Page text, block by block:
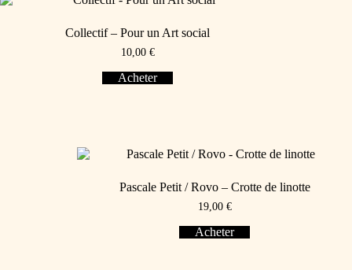
Collectif – Pour un Art social
10,00 €
Acheter
Pascale Petit / Rovo – Crotte de linotte
19,00 €
Acheter